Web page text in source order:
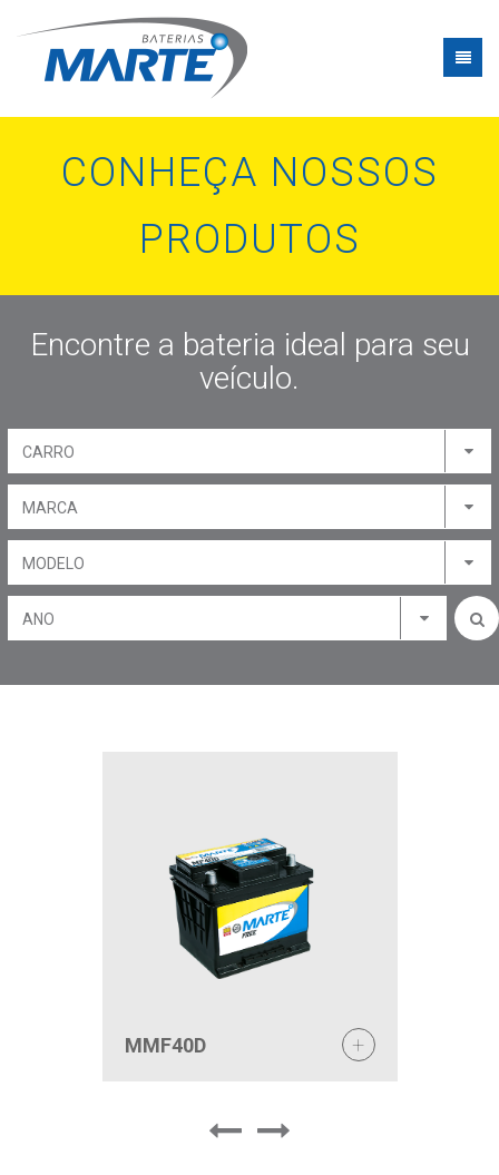
CONHEÇA NOSSOS
PRODUTOS
Encontre a bateria ideal para seu
veículo.
MMF40D